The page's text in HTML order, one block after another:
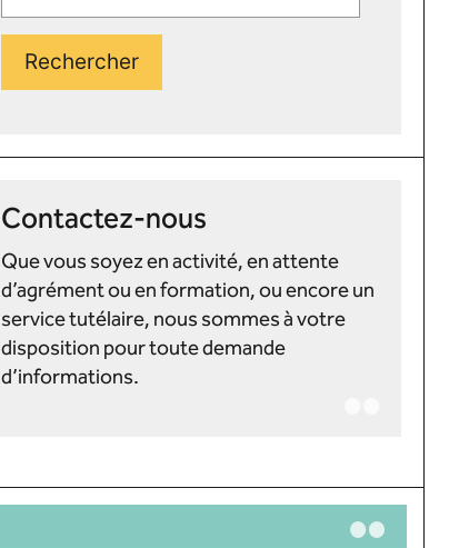
Rechercher
Contactez-nous
Que vous soyez en activité, en attente
d’agrément ou en formation, ou encore un
service tutélaire, nous sommes à votre
disposition pour toute demande
d’informations.